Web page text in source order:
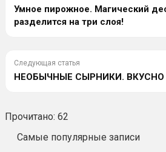
Умное пирожное. Магический
разделится на три слоя!
Следующая статья
НЕОБЫЧНЫЕ СЫРНИКИ.
Прочитано: 62
Самые популярные записи